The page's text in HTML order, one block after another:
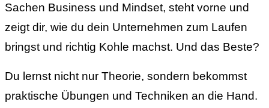
Sachen Business und Mindset, steht vorne und
zeigt dir, wie du dein Unternehmen zum Laufen
bringst und richtig Kohle machst. Und das Beste?
Du lernst nicht nur Theorie, sondern bekommst
praktische Übungen und Techniken an die Hand.